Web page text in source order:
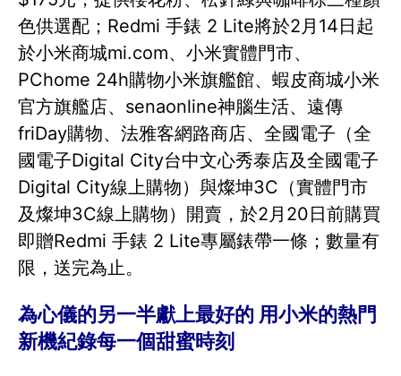
色供選配；Redmi 手錶 2 Lite將於2月14日起
於小米商城mi.com、小米實體門市、
PChome 24h購物小米旗艦館、蝦皮商城小米
官方旗艦店、senaonline神腦生活、遠傳
friDay購物、法雅客網路商店、全國電子（全
國電子Digital City台中文心秀泰店及全國電子
Digital City線上購物）與燦坤3C（實體門市
及燦坤3C線上購物）開賣，於2月20日前購買
即贈Redmi 手錶 2 Lite專屬錶帶一條；數量有
限，送完為止。
為心儀的另一半獻上最好的 用小米的熱門
新機紀錄每一個甜蜜時刻